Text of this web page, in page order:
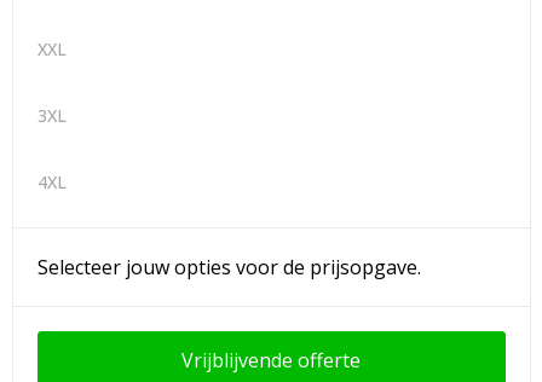
XXL
3XL
4XL
Selecteer jouw opties voor de prijsopgave.
Vrijblijvende offerte